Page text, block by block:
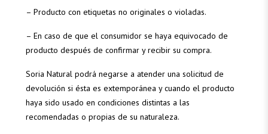
– Producto con etiquetas no originales o violadas.
– En caso de que el consumidor se haya equivocado de
producto después de confirmar y recibir su compra.
Soria Natural podrá negarse a atender una solicitud de
devolución si ésta es extemporánea y cuando el producto
haya sido usado en condiciones distintas a las
recomendadas o propias de su naturaleza.